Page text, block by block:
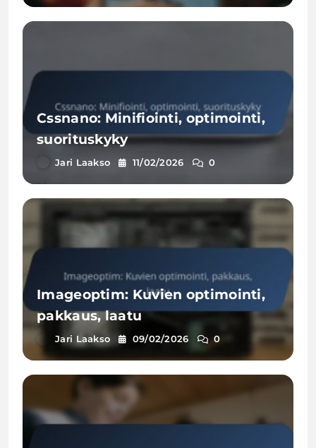
Cssnano: Minifiointi, optimointi,
suorituskyky
Jari Laakso 11/02/2026 0
Imageoptim: Kuvien optimointi,
pakkaus, laatu
Jari Laakso 09/02/2026 0